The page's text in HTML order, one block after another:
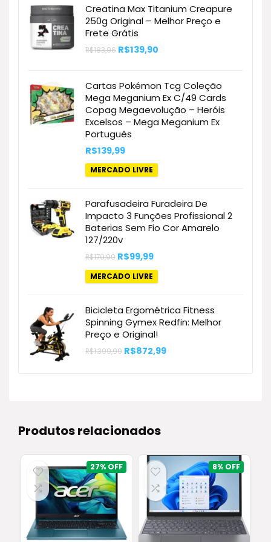
Creatina Max Titanium Creapure
250g Original – Melhor Preço e
Frete Grátis
R$183,96 O
R$183,96.
R$139,90
R$139,90.
Cartas Pokémon Tcg Coleção
Mega Meganium Ex C/49 Cards
Copag Megaevolução – Heróis
Excelsos – Mega Meganium Ex
Português
R$139,99
MERCADO LIVRE
Parafusadeira Furadeira De
Impacto 3 Funções Profissional 2
Baterias Sem Fio Cor Amarelo
127/220v
R$179,90 O
original
era:
R$99,99O
atual
é:
MERCADO LIVRE
Bicicleta Ergométrica Fitness
Spinning Gymex Redfin: Melhor
Preço e Original!
R$1.399,99 O
R$872,99O
Produtos relacionados
27% 8%